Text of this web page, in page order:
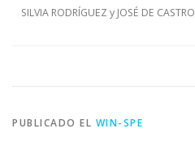
SILVIA RODRÍGUEZ y JOSÉ DE CASTRO
PUBLICADO EL WIN-SPE